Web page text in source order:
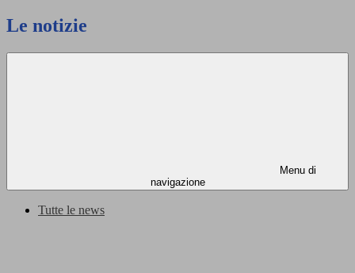
Le notizie
Menu di
navigazione
Tutte le news